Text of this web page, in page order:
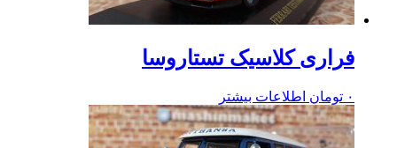
فراری کلاسیک تستاروسا
۰ تومان اطلاعات بیشتر